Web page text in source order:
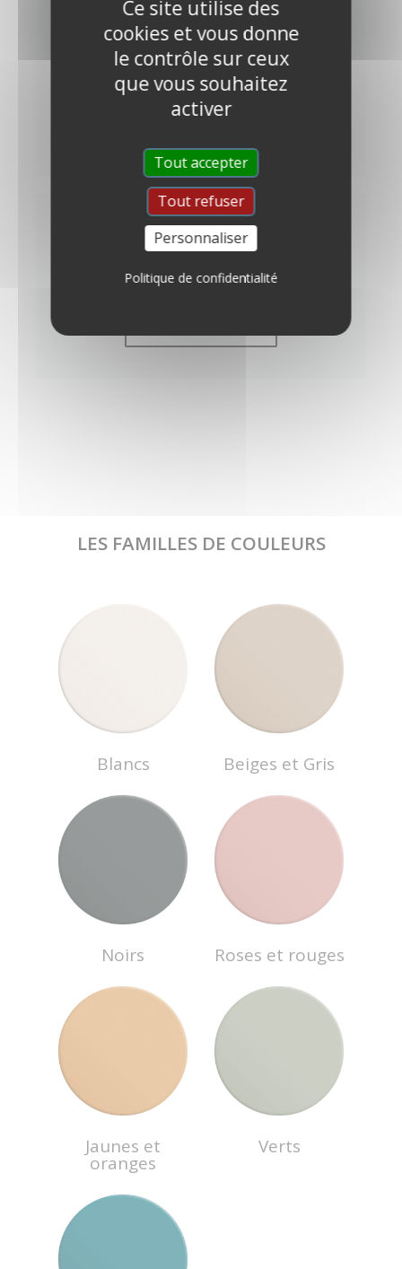
MODE D'EMPLOI
Comment appliquer la peinture mur ?
QUESTIONS
Des questions sans réponses ?
LES FAMILLES DE COULEURS
Blancs Beiges et Gris
Noirs Roses et rouges
Jaunes et
oranges
Verts
Ce site utilise des
cookies et vous donne
le contrôle sur ceux
que vous souhaitez
activer
Tout accepter
Tout refuser
Personnaliser
Politique de confidentialité